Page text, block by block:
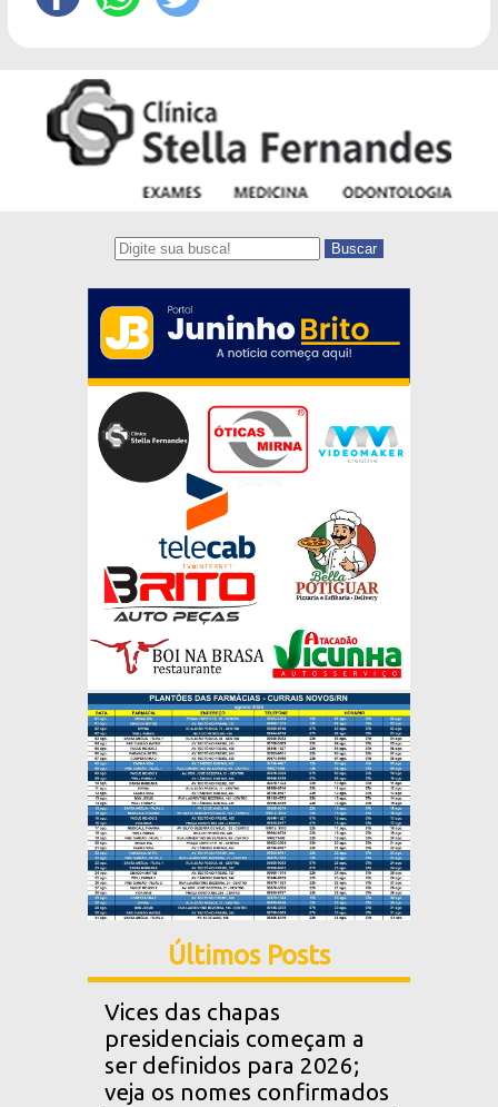
Buscar
Últimos Posts
Vices das chapas
presidenciais começam a
ser definidos para 2026;
veja os nomes confirmados